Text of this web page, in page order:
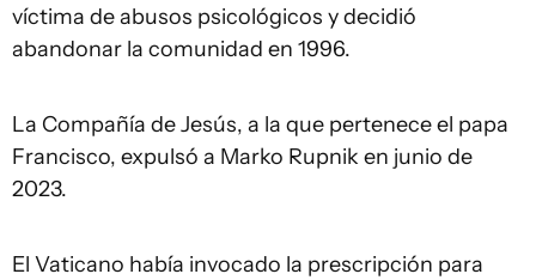
víctima de abusos psicológicos y decidió
abandonar la comunidad en 1996.
La Compañía de Jesús, a la que pertenece el papa
Francisco, expulsó a Marko Rupnik en junio de
2023.
El Vaticano había invocado la prescripción para